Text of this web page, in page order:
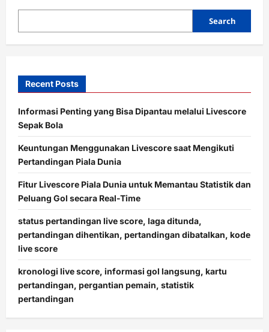
o
Search
Recent Posts
Informasi Penting yang Bisa Dipantau melalui Livescore
Sepak Bola
Keuntungan Menggunakan Livescore saat Mengikuti
Pertandingan Piala Dunia
Fitur Livescore Piala Dunia untuk Memantau Statistik dan
Peluang Gol secara Real-Time
status pertandingan live score, laga ditunda,
pertandingan dihentikan, pertandingan dibatalkan, kode
live score
kronologi live score, informasi gol langsung, kartu
pertandingan, pergantian pemain, statistik
pertandingan